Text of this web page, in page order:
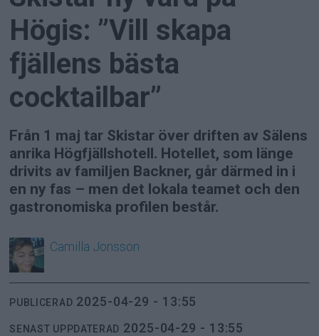
Högis: ”Vill skapa
fjällens bästa
cocktailbar”
Från 1 maj tar Skistar över driften av Sälens
anrika Högfjällshotell. Hotellet, som länge
drivits av familjen Backner, går därmed in i
en ny fas – men det lokala teamet och den
gastronomiska profilen består.
Camilla Jonsson
PUBLICERAD 2025-04-29 - 13:55
SENAST UPPDATERAD 2025-04-29 - 13:55